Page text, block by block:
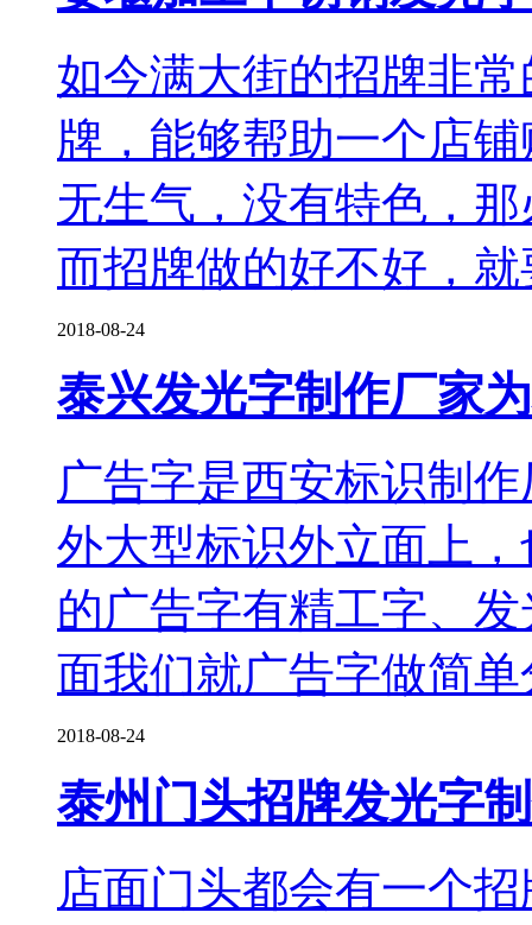
如今满大街的招牌非
牌，能够帮助一个店
无生气，没有特色，
而招牌做的好不好，就
2018-08-24
泰兴发光字制作厂家
广告字是西安标识制
外大型标识外立面上
的广告字有精工字、
面我们就广告字做简单
2018-08-24
泰州门头招牌发光字
店面门头都会有一个